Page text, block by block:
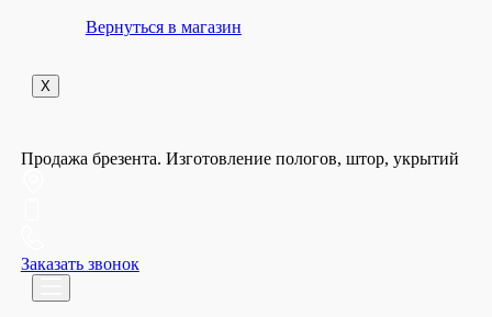
Вернуться в магазин
X
Продажа брезента. Изготовление пологов, штор, укрытий
Заказать звонок